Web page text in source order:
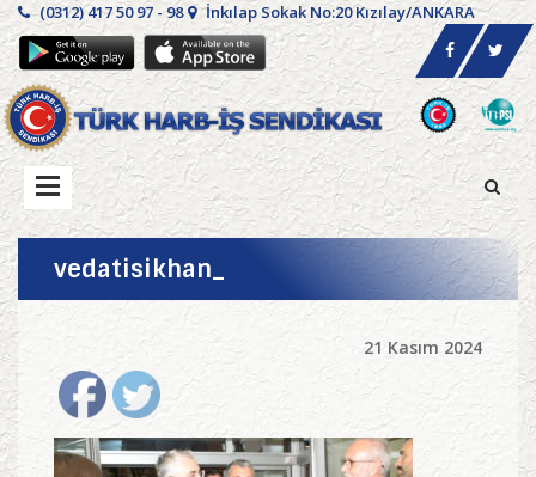
(0312) 417 50 97 - 98 İnkılap Sokak No:20 Kızılay/ANKARA
vedatisikhan_
21 Kasım 2024